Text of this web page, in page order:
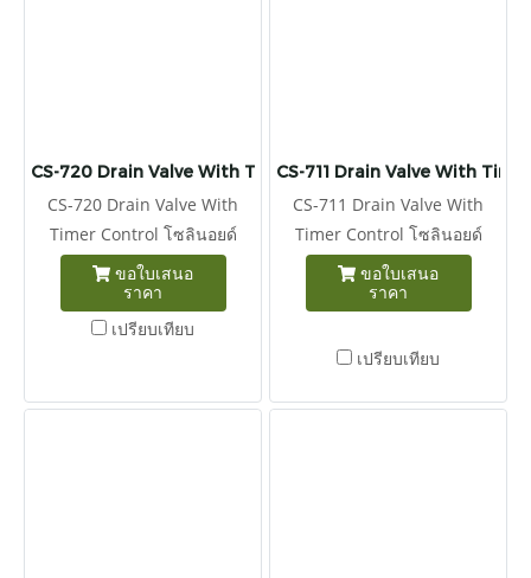
CS-720 Drain Valve With Timer Control
CS-720 Drain Valve With
Timer Control โซลินอยด์
วาล์วประกอบกับทามเมอร์ตั้ง
เวลา On 0.5~10วินาที, Off
0.5-45นาที ทนแรงดันได้
สำหรับเดรนน้ำทิ้งใต้ถังพักลม
ขอใบเสนอ
ราคา
เปรียบเทียบ
CS-711 Drain Valve With
CS-711 Drain Valve With
Timer Control โซลินอยด์
วาล์วประกอบกับทามเมอร์ตั้ง
เวลา On 2S, Off 0.5-120min
ปิด วัสดุทองเหลือง เกลียว 1/2"
พักลม และประยุกต์ในการตั้ง
ขอใบเสนอ
ราคา
เปรียบเทียบ